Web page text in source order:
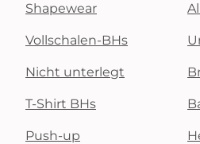
Shapewear
Vollschalen-BHs
Nicht unterlegt
T-Shirt BHs
Push-up